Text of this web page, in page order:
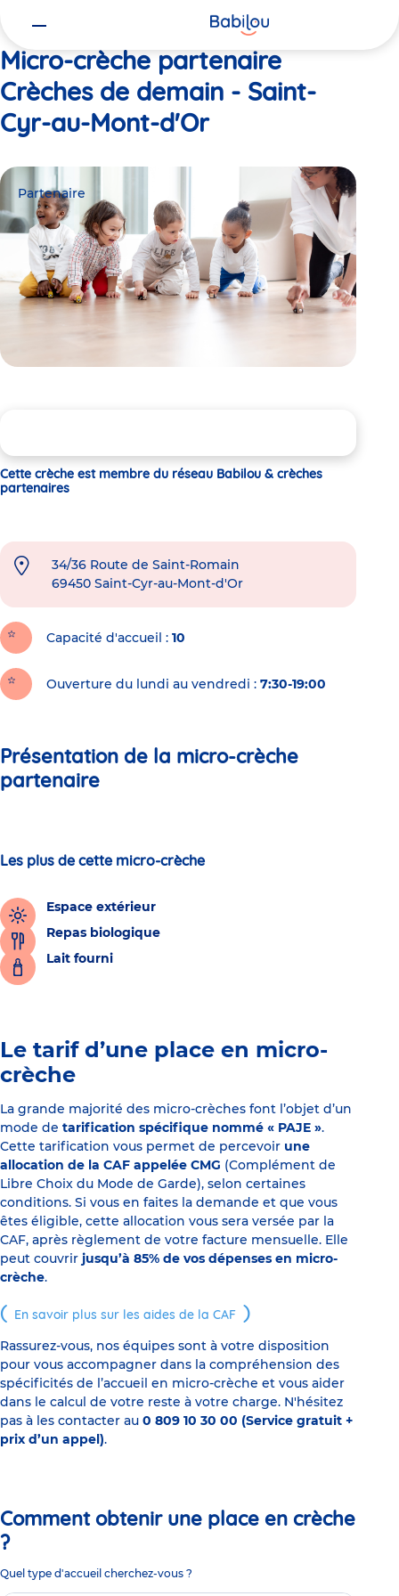
Micro-crèche partenaire
Crèches de demain - Saint-
Cyr-au-Mont-d'Or
Partenaire
Cette crèche est membre du réseau Babilou & crèches
partenaires
34/36 Route de Saint-Romain
69450 Saint-Cyr-au-Mont-d'Or
Capacité d'accueil 10
Ouverture du lundi au vendredi : 7:30-19:00
Présentation de la micro-crèche
partenaire
Les plus de cette micro-crèche
Espace extérieur
Repas biologique
Lait fourni
Le tarif d’une place en micro-
crèche
La grande majorité des micro-crèches font l’objet d’un
mode de tarification spécifique nommé « PAJE ».
Cette tarification vous permet de percevoir une
allocation de la CAF appelée CMG (Complément de
Libre Choix du Mode de Garde), selon certaines
conditions. Si vous en faites la demande et que vous
êtes éligible, cette allocation vous sera versée par la
CAF, après règlement de votre facture mensuelle. Elle
peut couvrir jusqu’à 85% de vos dépenses en micro-
crèche.
En savoir plus sur les aides de la CAF
Rassurez-vous, nos équipes sont à votre disposition
pour vous accompagner dans la compréhension des
spécificités de l’accueil en micro-crèche et vous aider
dans le calcul de votre reste à votre charge. N'hésitez
pas à les contacter au 0 809 10 30 00 (Service gratuit +
prix d’un appel).
Comment obtenir une place en crèche
?
Quel type d'accueil cherchez-vous ?